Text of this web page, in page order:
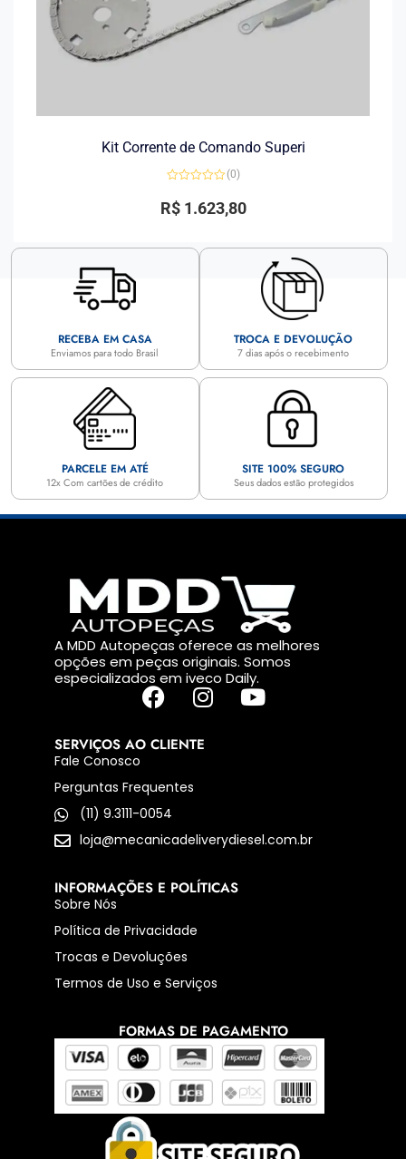
Kit Corrente de Comando Superi
0
de
(0)
R$1.623,80
RECEBA EM CASA
Enviamos para todo Brasil
TROCA E DEVOLUÇÃO
7 dias após o recebimento
PARCELE EM ATÉ
12x Com cartões de crédito
SITE 100% SEGURO
Seus dados estão protegidos
A MDD Autopeças oferece as melhores
opções em peças originais. Somos
especializados em iveco Daily.
SERVIÇOS AO CLIENTE
Fale Conosco
Perguntas Frequentes
(11) 9.3111-0054
loja@mecanicadeliverydiesel.com.br
INFORMAÇÕES E POLÍTICAS
Sobre Nós
Política de Privacidade
Trocas e Devoluções
Termos de Uso e Serviços
FORMAS DE PAGAMENTO